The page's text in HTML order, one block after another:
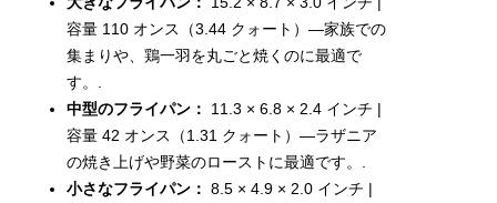
容量 110 オンス（3.44 クォート）—家族での
集まりや、鶏一羽を丸ごと焼くのに最適で
す。.
中型のフライパン： 11.3 × 6.8 × 2.4 インチ |
容量 42 オンス（1.31 クォート）—ラザニア
の焼き上げや野菜のローストに最適です。.
小さなフライパン： 8.5 × 4.9 × 2.0 インチ |